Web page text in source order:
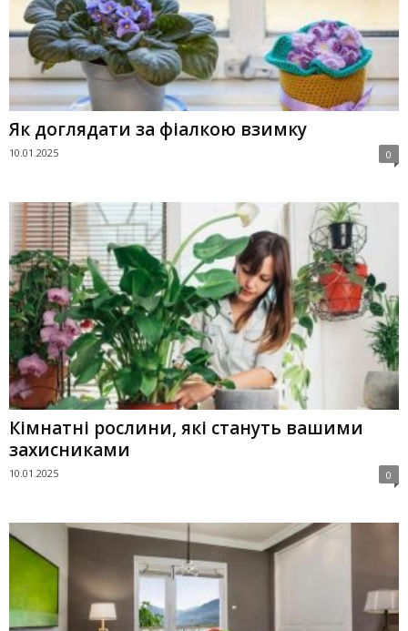
Як доглядати за фіалкою взимку
10.01.2025 0
Кімнатні рослини, які стануть вашими
захисниками
10.01.2025 0